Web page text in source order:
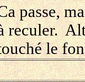
passe,
reculer.
le